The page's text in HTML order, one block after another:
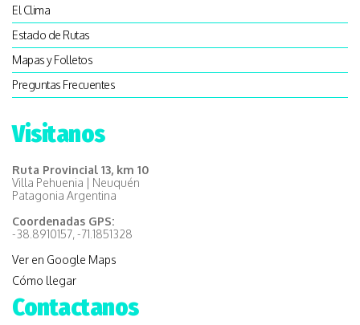
El Clima
Estado de Rutas
Mapas y Folletos
Preguntas Frecuentes
Visitanos
Ruta Provincial 13, km 10
Villa Pehuenia | Neuquén
Patagonia Argentina
Coordenadas GPS:
-38.8910157, -71.1851328
Ver en Google Maps
Cómo llegar
Contactanos